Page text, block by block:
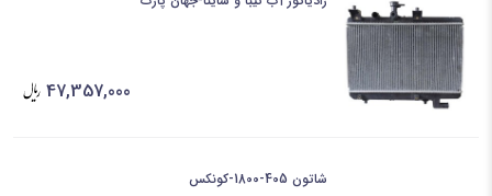
47,357,000
شاتون 405-1800-کونکس